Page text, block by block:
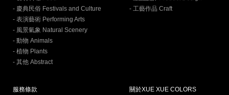
- 慶典民俗 Festivals and Culture
- 表演藝術 Performing Arts
- 風景氣象 Natural Scenery
- 動物 Animals
- 植物 Plants
- 其他 Abstract
- 工藝作品 Craft
服務條款
關於XUE XUE COLORS